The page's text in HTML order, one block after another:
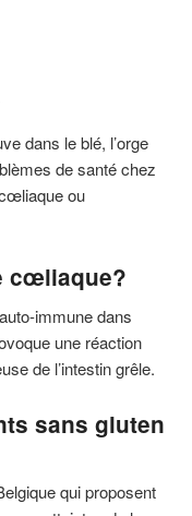
dans le blé, l’orge
de santé chez
ou
cœliaque?
immune dans
une réaction
de l’intestin grêle.
sans gluten
qui proposent